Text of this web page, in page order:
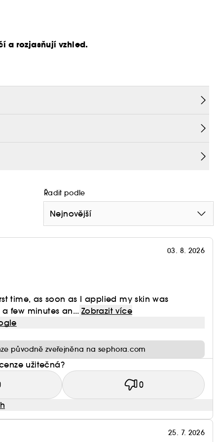
a rozjasňují vzhled.
maskami nové generace. Jsou
únavy. Tyto masky, obohacené o vitamin C
a dodávají skutečnou dávku svěžesti pro
Na pokožce se transformují a po vstřebání
pleť nasycená pečujícími látkami, zářivá, s
Masques à transformation
Řadit podle
Nejnovější
03. 8. 2026
time, as soon as I applied my skin was
few minutes an... Zobrazit více
původně zveřejněna na sephora.com
užitečná?
0
25. 7. 2026